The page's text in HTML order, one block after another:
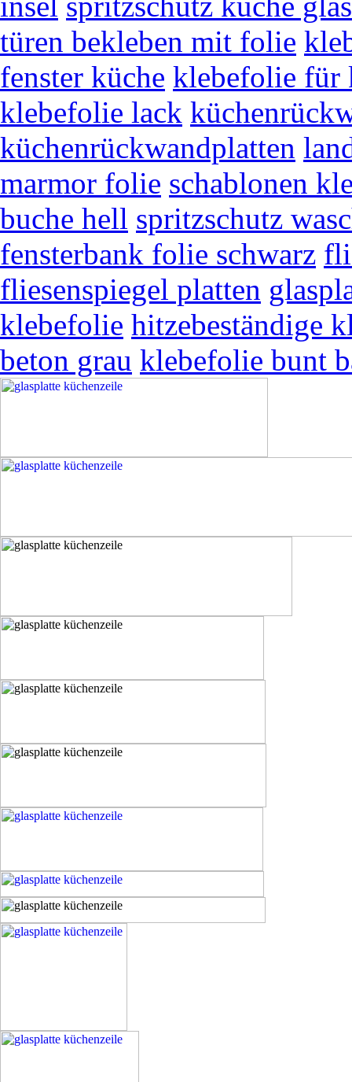
türen bekleben mit folie
fenster küche klebefolie für
klebefolie lack
küchenrückwandplatten
marmor folie schablonen
buche hell spritzschutz
fensterbank folie schwarz
fliesenspiegel platten
klebefolie hitzebeständige
beton grau klebefolie bunt